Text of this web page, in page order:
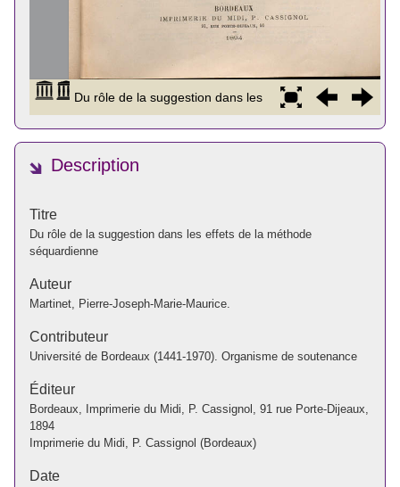
Description
Titre
Du rôle de la suggestion dans les effets de la méthode
séquardienne
Auteur
Martinet, Pierre-Joseph-Marie-Maurice.
Contributeur
Université de Bordeaux (1441-1970). Organisme de soutenance
Éditeur
Bordeaux, Imprimerie du Midi, P. Cassignol, 91 rue Porte-Dijeaux,
1894
Imprimerie du Midi, P. Cassignol (Bordeaux)
Date